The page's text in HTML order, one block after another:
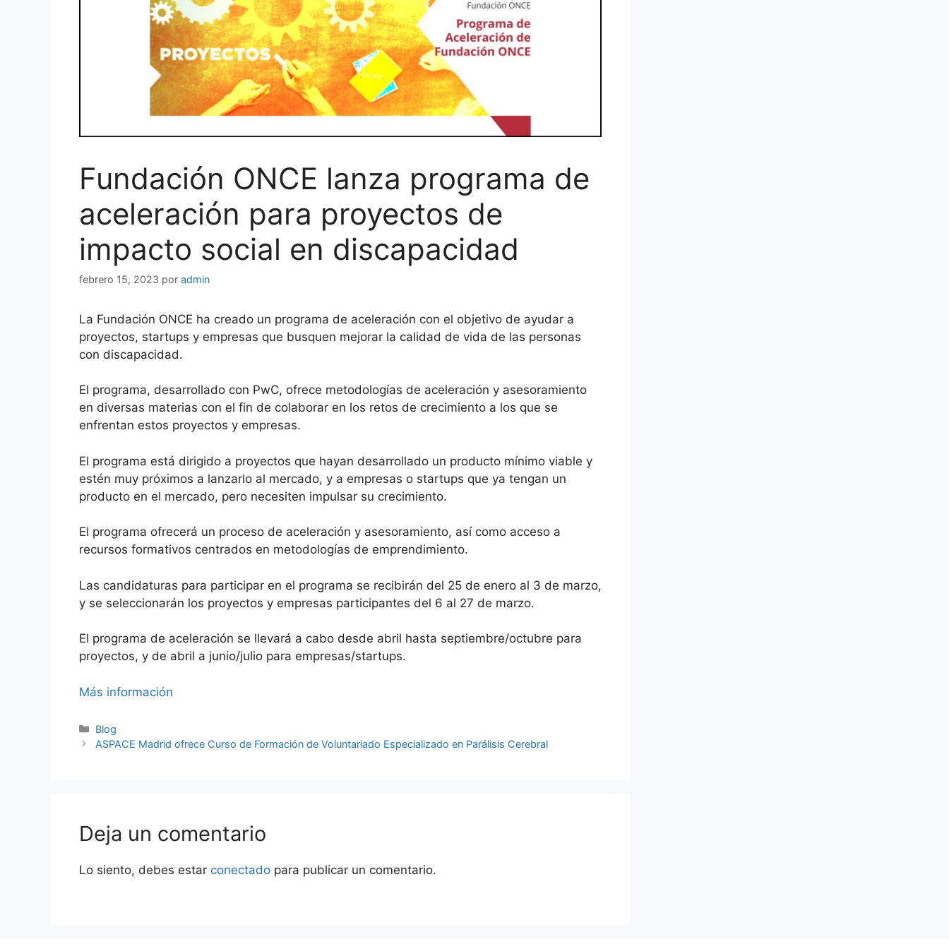
Fundación ONCE lanza programa de
aceleración para proyectos de
impacto social en discapacidad
febrero 15, 2023 por admin
La Fundación ONCE ha creado un programa de aceleración con el objetivo de ayudar a
proyectos, startups y empresas que busquen mejorar la calidad de vida de las personas
con discapacidad.
El programa, desarrollado con PwC, ofrece metodologías de aceleración y asesoramiento
en diversas materias con el fin de colaborar en los retos de crecimiento a los que se
enfrentan estos proyectos y empresas.
El programa está dirigido a proyectos que hayan desarrollado un producto mínimo viable y
estén muy próximos a lanzarlo al mercado, y a empresas o startups que ya tengan un
producto en el mercado, pero necesiten impulsar su crecimiento.
El programa ofrecerá un proceso de aceleración y asesoramiento, así como acceso a
recursos formativos centrados en metodologías de emprendimiento.
Las candidaturas para participar en el programa se recibirán del 25 de enero al 3 de marzo,
y se seleccionarán los proyectos y empresas participantes del 6 al 27 de marzo.
El programa de aceleración se llevará a cabo desde abril hasta septiembre/octubre para
proyectos, y de abril a junio/julio para empresas/startups.
Más información
Categorías
Blog
Navegación
ASPACE Madrid ofrece Curso de Formación de Voluntariado Especializado en Parálisis Cerebral
Deja un comentario
Lo siento, debes estar conectado para publicar un comentario.